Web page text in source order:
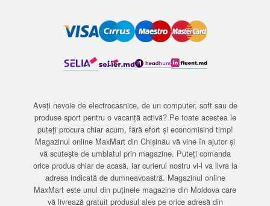
Aveți nevoie de electrocasnice, de un computer, soft sau de
produse sport pentru o vacanță activă? Pe toate acestea le
puteți procura chiar acum, fără efort și economisind timp!
Magazinul online MaxMart din Chișinău vă vine în ajutor și
vă scutește de umblatul prin magazine. Puteți comanda
orice produs chiar de acasă, iar curierul nostru vi-l va livra la
adresa indicată de dumneavoastră. Magazinul online
MaxMart este unul din puținele magazine din Moldova care
vă livrează gratuit produsul ales pe orice adresă din